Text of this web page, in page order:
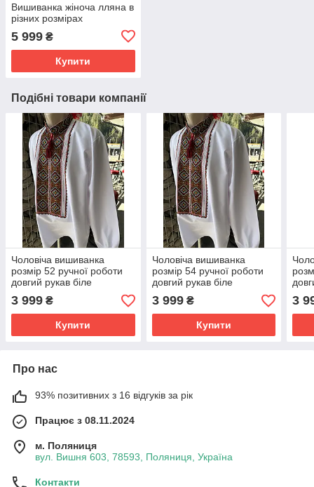
Вишиванка жіноча лляна в
різних розмірах
5 999 ₴
Купити
Подібні товари компанії
Чоловіча вишиванка
розмір 52 ручної роботи
довгий рукав біле
домоткане полотно
гуцульська вишивка
3 999 ₴
Купити
Чоловіча вишиванка
розмір 54 ручної роботи
довгий рукав біле
домоткане полотно
гуцульська вишивка
3 999₴
Купити
3
Про нас
93% позитивних з 16 відгуків за рік
Працює з 08.11.2024
м. Поляниця
вул. Вишня 603, 78593, Поляниця, Україна
Контакти